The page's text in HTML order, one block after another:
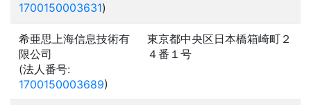
1700150003631)
希亜思上海信息技術有
限公司
(法人番号:
1700150003689)
東京都中央区日本橋箱崎町２
４番１号